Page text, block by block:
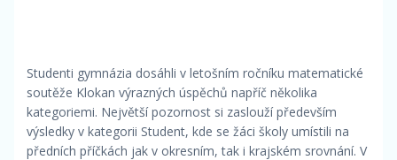
Studenti gymnázia dosáhli v letošním ročníku matematické
soutěže Klokan výrazných úspěchů napříč několika
kategoriemi. Největší pozornost si zaslouží především
výsledky v kategorii Student, kde se žáci školy umístili na
předních příčkách jak v okresním, tak i krajském srovnání. V